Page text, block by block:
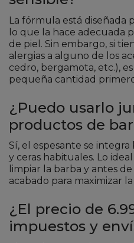
La fórmula está diseñada
lo que la hace adecuada
de piel. Sin embargo, si
alergias a alguno de los
cedro, bergamota, etc.),
pequeña cantidad
¿Puedo usarlo
productos de
Sí, el espesante se
y ceras habituales. Lo
limpiar la barba y antes
acabado para maximizar
¿El precio de
impuestos y